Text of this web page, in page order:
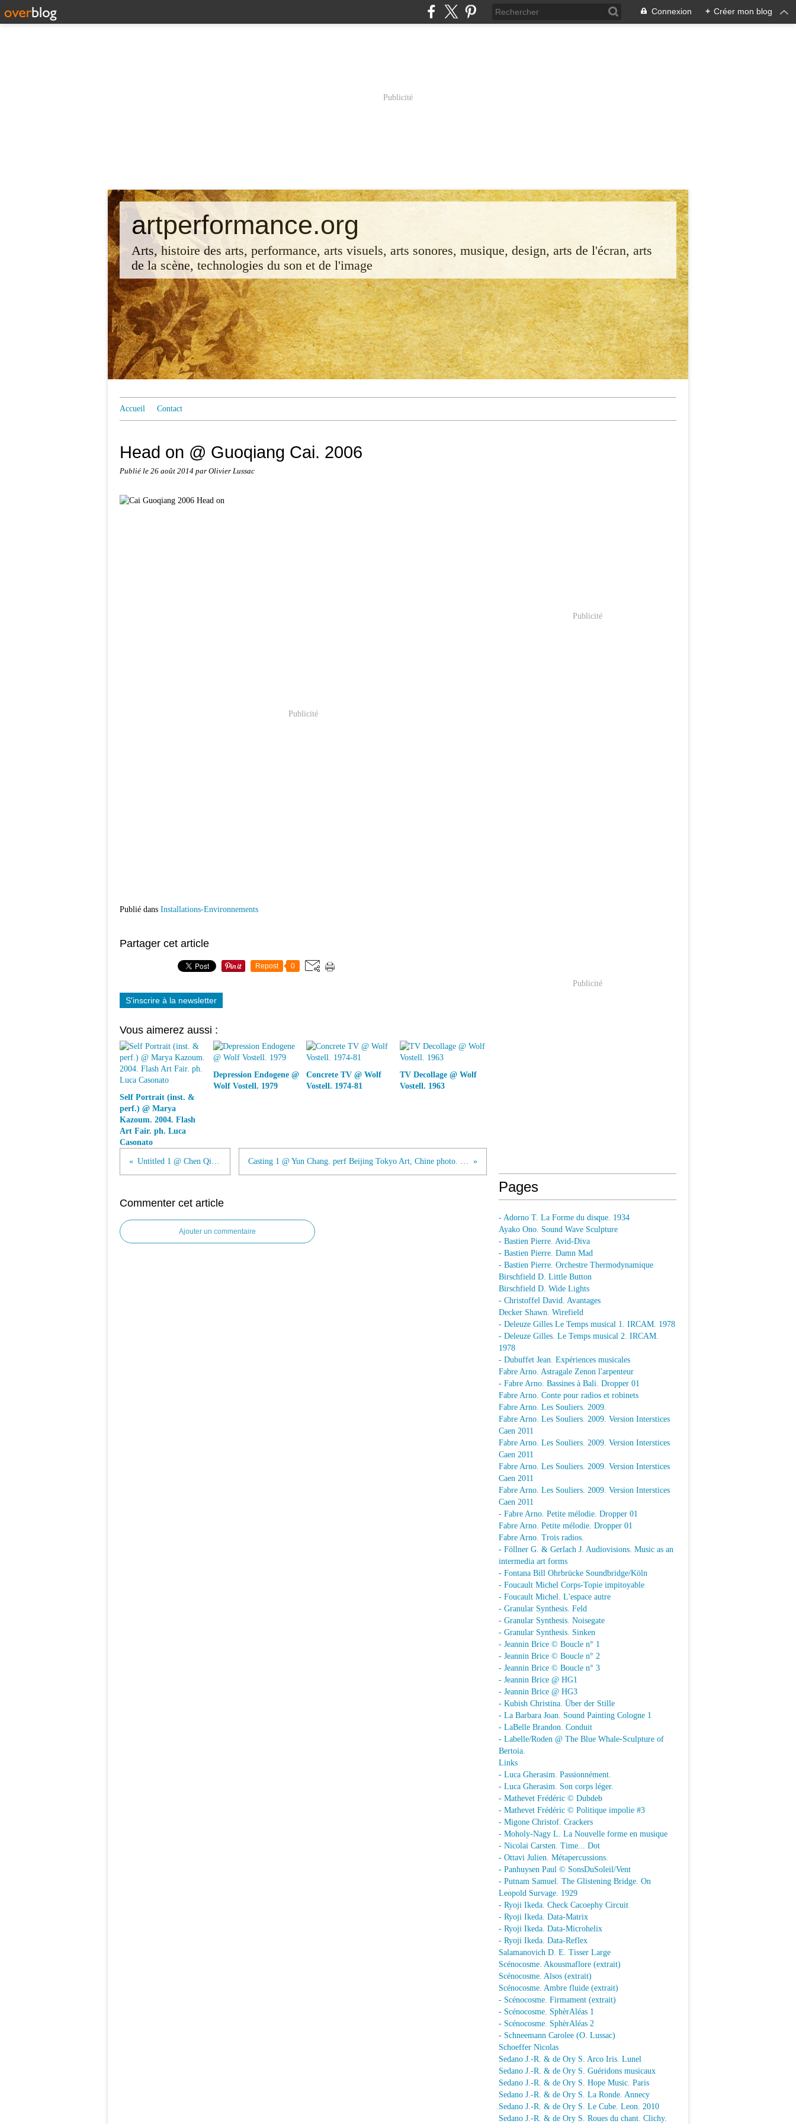
Connexion + Créer mon blog
Publicité
artperformance.org
Arts, histoire des arts, performance, arts visuels, arts sonores, musique, design, arts de l'écran, arts
de la scène, technologies du son et de l'image
Accueil Contact
Head on @ Guoqiang Cai. 2006
Publié le 26 août 2014 par Olivier Lussac
Publicité
Publié dans Installations-Environnements
Partager cet article
Repost 0
S'inscrire à la newsletter
Vous aimerez aussi :
Self Portrait (inst. &
perf.) @ Marya
Kazoum. 2004. Flash
Art Fair. ph. Luca
Casonato
Depression Endogene @
Wolf Vostell. 1979
Concrete TV @ Wolf
Vostell. 1974-81
TV Decollage @ Wolf
Vostell. 1963
Untitled 1 @ Chen Qiulin. 2005 Casting 1 @ Yun Chang. perf Beijing Tokyo Art, Chine photo. 126cmx180cm, 2004
Commenter cet article
Ajouter un commentaire
Publicité
Publicité
Pages
- Adorno T. La Forme du disque. 1934
Ayako Ono. Sound Wave Sculpture
- Bastien Pierre. Avid-Diva
- Bastien Pierre. Damn Mad
- Bastien Pierre. Orchestre Thermodynamique
Birschfield D. Little Button
Birschfield D. Wide Lights
- Christoffel David. Avantages
Decker Shawn. Wirefield
- Deleuze Gilles Le Temps musical 1. IRCAM. 1978
- Deleuze Gilles. Le Temps musical 2. IRCAM.
1978
- Dubuffet Jean. Expériences musicales
Fabre Arno. Astragale Zenon l'arpenteur
- Fabre Arno. Bassines à Bali. Dropper 01
Fabre Arno. Conte pour radios et robinets
Fabre Arno. Les Souliers. 2009.
Fabre Arno. Les Souliers. 2009. Version Interstices
Caen 2011
Fabre Arno. Les Souliers. 2009. Version Interstices
Caen 2011
Fabre Arno. Les Souliers. 2009. Version Interstices
Caen 2011
Fabre Arno. Les Souliers. 2009. Version Interstices
Caen 2011
- Fabre Arno. Petite mélodie. Dropper 01
Fabre Arno. Petite mélodie. Dropper 01
Fabre Arno. Trois radios.
- Föllner G. & Gerlach J. Audiovisions. Music as an
intermedia art forms
- Fontana Bill Ohrbrücke Soundbridge/Köln
- Foucault Michel Corps-Topie impitoyable
- Foucault Michel. L'espace autre
- Granular Synthesis. Feld
- Granular Synthesis. Noisegate
- Granular Synthesis. Sinken
- Jeannin Brice © Boucle n° 1
- Jeannin Brice © Boucle n° 2
- Jeannin Brice © Boucle n° 3
- Jeannin Brice @ HG1
- Jeannin Brice @ HG3
- Kubish Christina. Über der Stille
- La Barbara Joan. Sound Painting Cologne 1
- LaBelle Brandon. Conduit
- Labelle/Roden @ The Blue Whale-Sculpture of
Bertoia.
Links
- Luca Gherasim. Passionnément.
- Luca Gherasim. Son corps léger.
- Mathevet Frédéric © Dubdeb
- Mathevet Frédéric © Politique impolie #3
- Migone Christof. Crackers
- Moholy-Nagy L. La Nouvelle forme en musique
- Nicolai Carsten. Time... Dot
- Ottavi Julien. Métapercussions.
- Panhuysen Paul © SonsDuSoleil/Vent
- Putnam Samuel. The Glistening Bridge. On
Leopold Survage. 1929
- Ryoji Ikeda. Check Cacoephy Circuit
- Ryoji Ikeda. Data-Matrix
- Ryoji Ikeda. Data-Microhelix
- Ryoji Ikeda. Data-Reflex
Salamanovich D. E. Tisser Large
Scénocosme. Akousmaflore (extrait)
Scénocosme. Alsos (extrait)
Scénocosme. Ambre fluide (extrait)
- Scénocosme. Firmament (extrait)
- Scénocosme. SphèrAléas 1
- Scénocosme. SphèrAléas 2
- Schneemann Carolee (O. Lussac)
Schoeffer Nicolas
Sedano J.-R. & de Ory S. Arco Iris. Lunel
Sedano J.-R. & de Ory S. Guéridons musicaux
Sedano J.-R. & de Ory S. Hope Music. Paris
Sedano J.-R. & de Ory S. La Ronde. Annecy
Sedano J.-R. & de Ory S. Le Cube. Leon. 2010
Sedano J.-R. & de Ory S. Roues du chant. Clichy.